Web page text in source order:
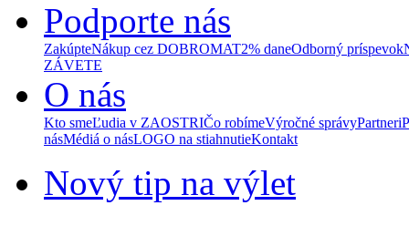
Podporte nás
ZakúpteNákup cez DOBROMAT2% daneOdborný príspevok
ZÁVETE
O nás
Kto smeĽudia v ZAOSTRIČo robímeVýročné správyPartneri
násMédiá o násLOGO na stiahnutieKontakt
Nový tip na výlet